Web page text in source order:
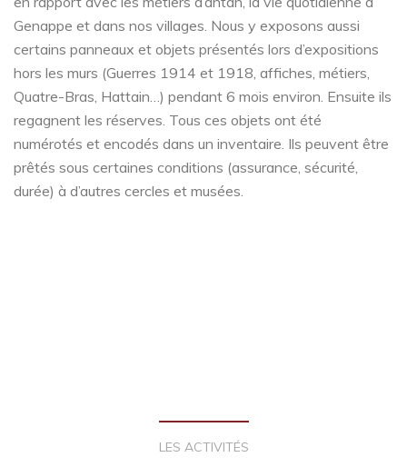
Genappe et dans nos villages. Nous y exposons aussi
certains panneaux et objets présentés lors d’expositions
hors les murs (Guerres 1914 et 1918, affiches, métiers,
Quatre-Bras, Hattain…) pendant 6 mois environ. Ensuite ils
regagnent les réserves. Tous ces objets ont été
numérotés et encodés dans un inventaire. Ils peuvent être
prêtés sous certaines conditions (assurance, sécurité,
durée) à d’autres cercles et musées.
LES ACTIVITÉS